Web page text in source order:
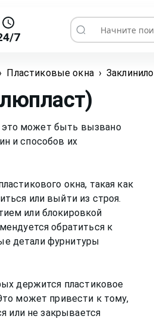
7 Начните поиск...
› Пластиковые окна › Заклинило
это может быть вызвано
и способов их
окна, такая как
или выйти из строя.
или блокировкой
обратиться к
детали фурнитуры
держится пластиковое
может привести к тому,
или не закрывается